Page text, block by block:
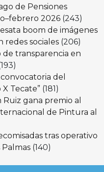
de Pensiones
2026 (243)
boom de imágenes
redes sociales (206)
de transparencia en
del
Tecate” (181)
gana premio al
de Pintura al
tras operativo
Palmas (140)